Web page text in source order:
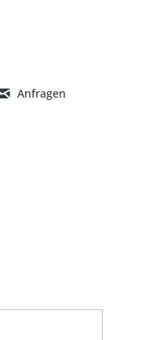
Anfragen